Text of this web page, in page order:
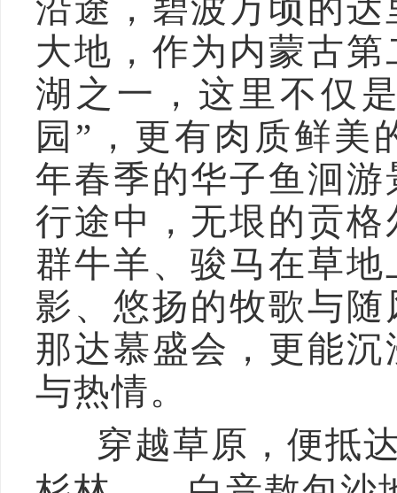
沿途，碧波万顷的
大地，作为内蒙古
湖之一，这里不仅
园”，更有肉质鲜美
年春季的华子鱼洄
行途中，无垠的贡
群牛羊、骏马在草
影、悠扬的牧歌与
那达慕盛会，更能
与热情。
穿越草原，便抵